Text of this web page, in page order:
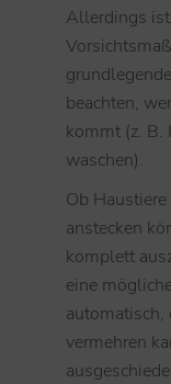
Allerdings
beachten,
kommt (z. B.
waschen).
Ob
anstecken
komplett
eine
automatisch,
vermehren